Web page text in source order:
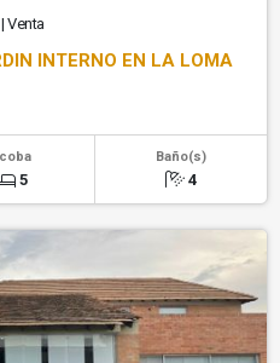
| Venta
INTERNO EN LA LOMA
5
Baño(s)
4